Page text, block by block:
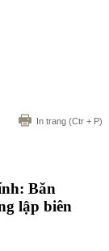
In trang (Ctr + P)
Băn
lập biên